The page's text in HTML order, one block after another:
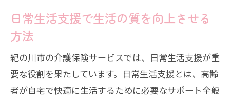
日常生活支援で生活の質を向上させる
方法
紀の川市の介護保険サービスでは、日常生活支援が重
要な役割を果たしています。日常生活支援とは、高齢
者が自宅で快適に生活するために必要なサポート全般